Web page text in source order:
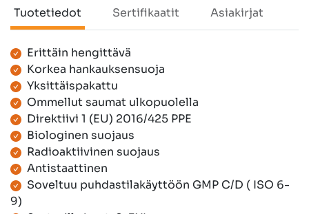
Tuotetiedot Sertifikaatit Asiakirjat
Tuotetiedot
Erittäin hengittävä
Korkea hankauksensuoja
Yksittäispakattu
Ommellut saumat ulkopuolella
Direktiivi 1 (EU) 2016/425 PPE
Biologinen suojaus
Radioaktiivinen suojaus
Antistaattinen
Soveltuu puhdastilakäyttöön GMP C/D ( ISO 6-
9)